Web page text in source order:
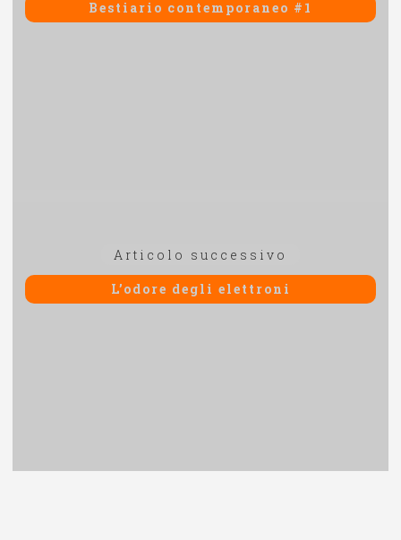
Bestiario contemporaneo #1
Articolo successivo
L’odore degli elettroni